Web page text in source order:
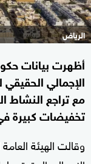
الرياض
أظهرت بيانات
تخفيضات كبيرة
وقالت الهيئة